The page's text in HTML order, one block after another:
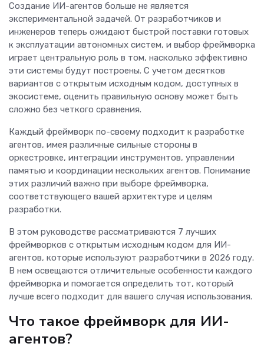
Создание ИИ-агентов больше не является
экспериментальной задачей. От разработчиков и
инженеров теперь ожидают быстрой поставки готовых
к эксплуатации автономных систем, и выбор фреймворка
играет центральную роль в том, насколько эффективно
эти системы будут построены. С учетом десятков
вариантов с открытым исходным кодом, доступных в
экосистеме, оценить правильную основу может быть
сложно без четкого сравнения.
Каждый фреймворк по-своему подходит к разработке
агентов, имея различные сильные стороны в
оркестровке, интеграции инструментов, управлении
памятью и координации нескольких агентов. Понимание
этих различий важно при выборе фреймворка,
соответствующего вашей архитектуре и целям
разработки.
В этом руководстве рассматриваются 7 лучших
фреймворков с открытым исходным кодом для ИИ-
агентов, которые используют разработчики в 2026 году.
В нем освещаются отличительные особенности каждого
фреймворка и помогается определить тот, который
лучше всего подходит для вашего случая использования.
Что такое фреймворк для ИИ-
агентов?